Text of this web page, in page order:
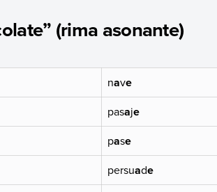
(rima asonante)
nave
pasaje
pase
persuade